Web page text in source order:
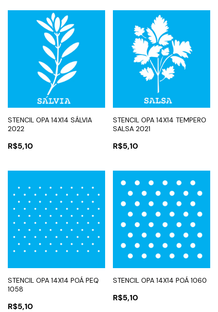
STENCIL OPA 14X14 SÁLVIA
2022
R$5,10
STENCIL OPA 14X14 TEMPERO
SALSA 2021
R$5,10
STENCIL OPA 14X14 POÁ PEQ
1058
R$5,10
STENCIL OPA 14X14 POÁ 1060
R$5,10